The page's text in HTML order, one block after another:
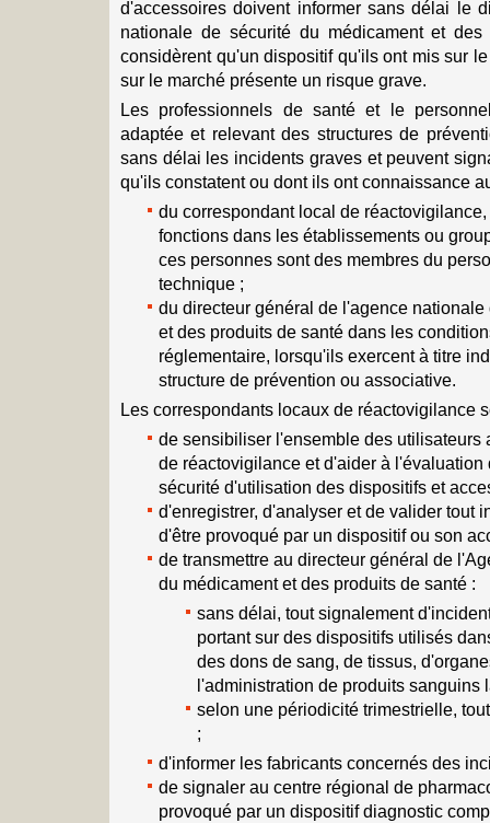
d'accessoires doivent informer sans délai le
nationale de sécurité du médicament et
considèrent qu'un dispositif qu'ils ont mis sur
sur le marché présente un risque grave.
Les professionnels de santé et le
adaptée et relevant des structures de
sans délai les incidents graves et peuvent
qu'ils constatent ou dont ils ont connaissance
du correspondant local de
fonctions dans les établissements ou
ces personnes sont des membres du
technique ;
du directeur général de l'agence
et des produits de santé dans les
réglementaire, lorsqu'ils exercent à titre
structure de prévention ou associative.
Les correspondants locaux de réactovigilance
de sensibiliser l'ensemble des utilisateurs
de réactovigilance et d'aider à
sécurité d'utilisation des dispositifs et
d'enregistrer, d'analyser et de valider tout
d'être provoqué par un dispositif ou son
de transmettre au directeur général de
du médicament et des produits de santé :
sans délai, tout signalement
portant sur des dispositifs utilisés
des dons de sang, de tissus,
l'administration de produits sanguins
selon une périodicité trimestrielle,
;
d'informer les fabricants concernés des
de signaler au centre régional de
provoqué par un dispositif diagnostic